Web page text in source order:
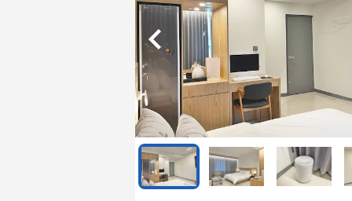
the
calendar
and
select
date.
Press
the
question
mark
key
to
get
the
the
calendar
and
select
date.
Press
mark
key
to
get